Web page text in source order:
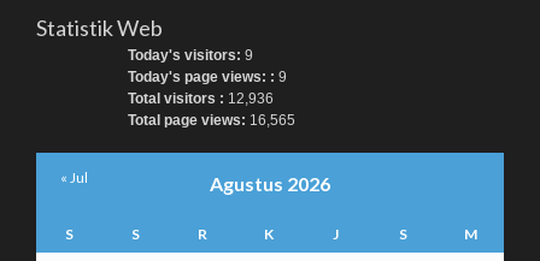
Statistik Web
Today's visitors: 9
Today's page views: : 9
Total visitors : 12,936
Total page views: 16,565
Agustus 2026
S S R K J S M
« Jul